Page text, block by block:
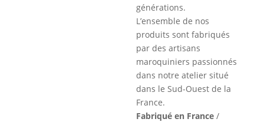
générations.
L’ensemble de nos
produits sont fabriqués
par des artisans
maroquiniers passionnés
dans notre atelier situé
dans le Sud-Ouest de la
France.
Fabriqué en France /